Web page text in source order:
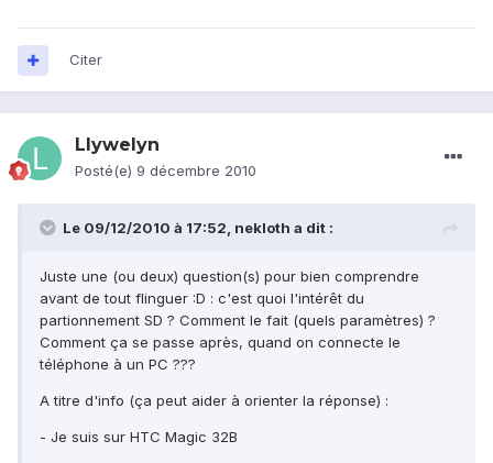
Citer
Llywelyn
Posté(e) 9 décembre 2010
Le 09/12/2010 à 17:52, nekloth a dit :
Juste une (ou deux) question(s) pour bien comprendre
avant de tout flinguer :D : c'est quoi l'intérêt du
partionnement SD ? Comment le fait (quels paramètres) ?
Comment ça se passe après, quand on connecte le
téléphone à un PC ???
A titre d'info (ça peut aider à orienter la réponse) :
- Je suis sur HTC Magic 32B